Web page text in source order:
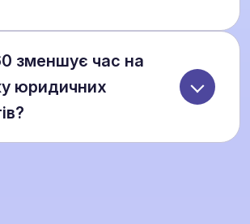
включно з судовою історією,
й репутаційними
охоплює 200+
і 60+ санкційних
100 юрисдикціях.
зменшує час на
юридичних
адаптувати потрібні документи